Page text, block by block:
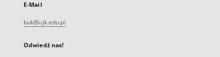
E-Mail
buk@ujk.edu.pl
Odwiedź nas!